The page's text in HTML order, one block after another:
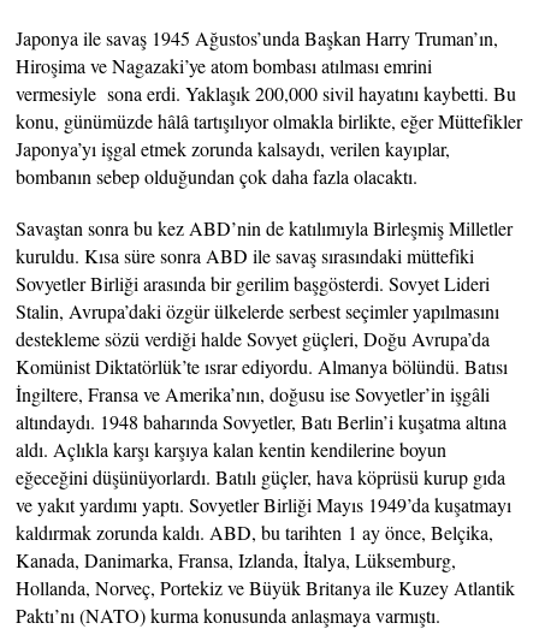
Japonya ile savaş 1945 Ağustos’unda Başkan Harry Truman’ın,
Hiroşima ve Nagazaki’ye atom bombası atılması emrini
vermesiyle sona erdi. Yaklaşık 200,000 sivil hayatını kaybetti. Bu
konu, günümüzde hâlâ tartışılıyor olmakla birlikte, eğer Müttefikler
Japonya’yı işgal etmek zorunda kalsaydı, verilen kayıplar,
bombanın sebep olduğundan çok daha fazla olacaktı.
Savaştan sonra bu kez ABD’nin de katılımıyla Birleşmiş Milletler
kuruldu. Kısa süre sonra ABD ile savaş sırasındaki müttefiki
Sovyetler Birliği arasında bir gerilim başgösterdi. Sovyet Lideri
Stalin, Avrupa’daki özgür ülkelerde serbest seçimler yapılmasını
destekleme sözü verdiği halde Sovyet güçleri, Doğu Avrupa’da
Komünist Diktatörlük’te ısrar ediyordu. Almanya bölündü. Batısı
İngiltere, Fransa ve Amerika’nın, doğusu ise Sovyetler’in işgâli
altındaydı. 1948 baharında Sovyetler, Batı Berlin’i kuşatma altına
aldı. Açlıkla karşı karşıya kalan kentin kendilerine boyun
eğeceğini düşünüyorlardı. Batılı güçler, hava köprüsü kurup gıda
ve yakıt yardımı yaptı. Sovyetler Birliği Mayıs 1949’da kuşatmayı
kaldırmak zorunda kaldı. ABD, bu tarihten 1 ay önce, Belçika,
Kanada, Danimarka, Fransa, Izlanda, İtalya, Lüksemburg,
Hollanda, Norveç, Portekiz ve Büyük Britanya ile Kuzey Atlantik
Paktı’nı (NATO) kurma konusunda anlaşmaya varmıştı.